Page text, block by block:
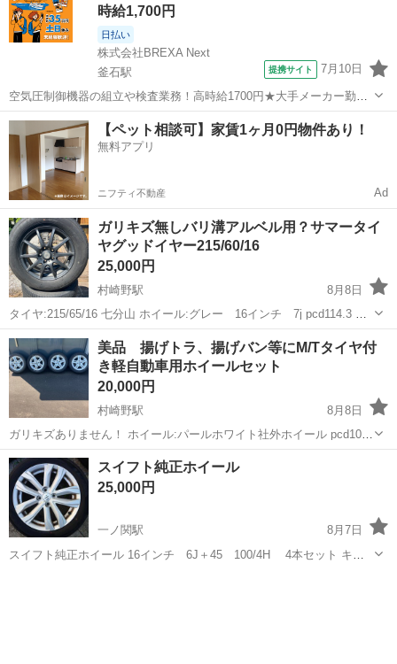
時給1,700円
日払い
株式会社BREXA Next
釜石駅
提携サイト 7月10日
空気圧制御機器の組立や検査業務！高時給1700円★大手メーカー勤
務！嬉しい寮費無料！ワンルーム寮完備★マイカー通勤OK＆工場敷地
内に無料駐車場あり★！《岩手県釜石市》 人気の工場のお仕事 ◇空気
圧制御機器（シリンダ、バルブ...
岩手 釜石市 釜石駅 その他
【ペット相談可】家賃1ヶ月0円物件あり！
無料アプリ
ニフティ不動産 Ad
ガリキズ無しバリ溝アルベル用？サマータイ
ヤグッドイヤー215/60/16
25,000円
村崎野駅
8月8日
タイヤ:215/65/16 七分山 ホイール:グレー 16インチ 7j pcd114.3 友
人から譲って貰い半年使用しましたが、別のタイヤが手に入ったので
手放します！ 気になる方はご一報ください！ 値引きありきでの問い...
岩手 花巻市 村崎野駅 タイヤ、ホイール
美品 揚げトラ、揚げバン等にM/Tタイヤ付
き軽自動車用ホイールセット
20,000円
村崎野駅
8月8日
ガリキズありません！ ホイール:パールホワイト社外ホイール pcd100
4穴 タイヤ:ナンカン 165/65/14 タイヤは、少し減ってますがまだ行
けると思います！
岩手 花巻市 村崎野駅 タイヤ、ホイール
スイフト純正ホイール
25,000円
一ノ関駅
8月7日
スイフト純正ホイール 16インチ 6J＋45 100/4H 4本セット キズ